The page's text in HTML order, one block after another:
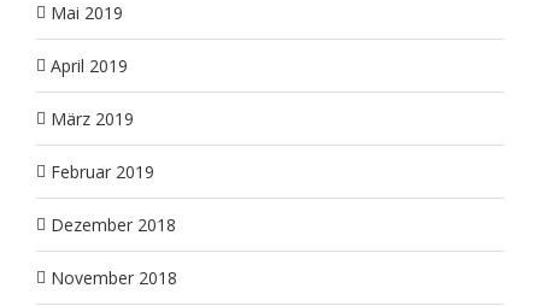
Mai 2019
April 2019
März 2019
Februar 2019
Dezember 2018
November 2018